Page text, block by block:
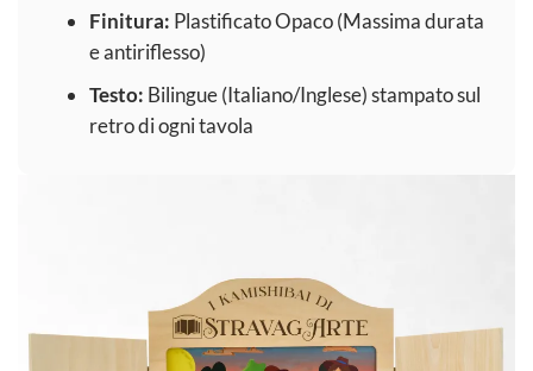
Finitura: Plastificato Opaco (Massima durata
e antiriflesso)
Testo: Bilingue (Italiano/Inglese) stampato sul
retro di ogni tavola